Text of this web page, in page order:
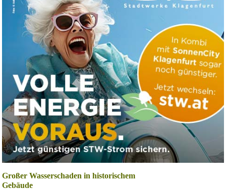
Großer Wasserschaden in historischem
Gebäude